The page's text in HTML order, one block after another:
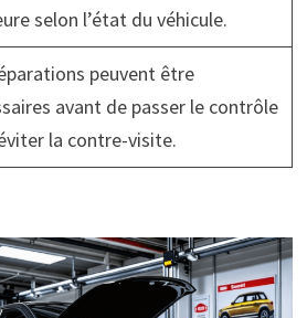
selon l’état du véhicule.
peuvent être
avant de passer le contrôle
la contre-visite.